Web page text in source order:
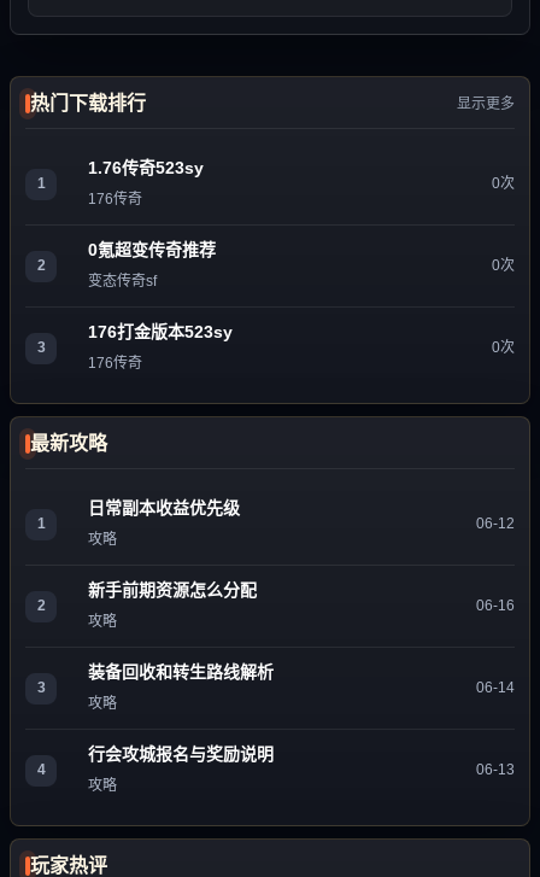
热门下载排行 显示更多
1
1.76传奇523sy
176传奇
0次
2
0氪超变传奇推荐
变态传奇sf
0次
3
176打金版本523sy
176传奇
0次
最新攻略
1
日常副本收益优先级
攻略
06-12
2
新手前期资源怎么分配
攻略
06-16
3
装备回收和转生路线解析
攻略
06-14
4
行会攻城报名与奖励说明
攻略
06-13
玩家热评